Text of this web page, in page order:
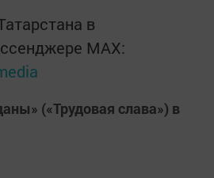
в
MАХ:
(«Трудовая слава») в